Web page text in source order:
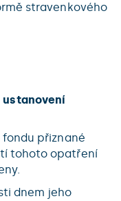
stravenkového
ustanovení
přiznané
tohoto opatření
dnem jeho